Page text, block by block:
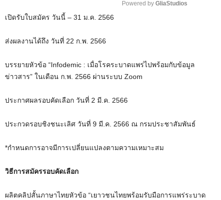
Powered by GliaStudios
เปิดรับใบสมัคร วันนี้ – 31 ม.ค. 2566
ส่งผลงานได้ถึง วันที่ 22 ก.พ. 2566
บรรยายหัวข้อ “Infodemic : เมื่อโรคระบาดแพร่ไปพร้อมกับข้อมูล
ข่าวสาร” ในเดือน ก.พ. 2566 ผ่านระบบ Zoom
ประกาศผลรอบคัดเลือก วันที่ 2 มี.ค. 2566
ประกวดรอบชิงชนะเลิศ วันที่ 9 มี.ค. 2566 ณ กรมประชาสัมพันธ์
*กำหนดการอาจมีการเปลี่ยนแปลงตามความเหมาะสม
วิธีการสมัครรอบคัดเลือก
ผลิตคลิปสั้นภาษาไทยหัวข้อ “เยาวชนไทยพร้อมรับมือการแพร่ระบาด